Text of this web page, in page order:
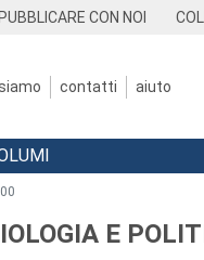
PUBBLICARE CON NOI
contatti aiuto
E